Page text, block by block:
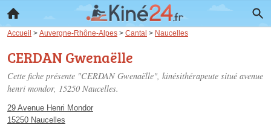
Accueil > Auvergne-Rhône-Alpes > Cantal > Naucelles
CERDAN Gwenaëlle
Cette fiche présente "CERDAN Gwenaëlle", kinésithérapeute situé avenue
henri mondor, 15250 Naucelles.
29 Avenue Henri Mondor
15250 Naucelles